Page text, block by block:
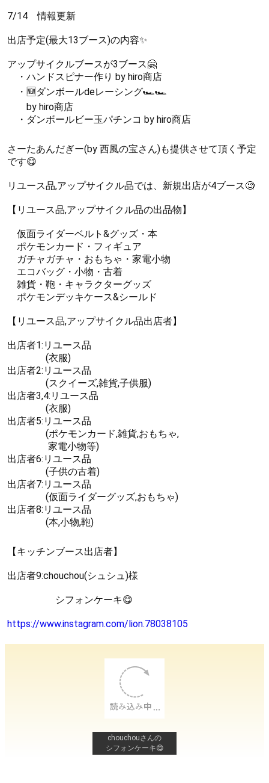
7/14 情報更新
出店予定(最大13ブース)の内容✨
アップサイクルブースが3ブース🤗
・ハンドスピナー作り by hiro商店
・🆕ダンボールdeレーシング🏎🏎
by hiro商店
・ダンボールビー玉パチンコ by hiro商店
さーたあんだぎー(by 西風の宝さん)も提供させて頂く予定
です😋
リユース品,アップサイクル品では、新規出店が4ブース🧐
【リユース品,アップサイクル品の出品物】
仮面ライダーベルト&グッズ・本
ポケモンカード・フィギュア
ガチャガチャ・おもちゃ・家電小物
エコバッグ・小物・古着
雑貨・鞄・キャラクターグッズ
ポケモンデッキケース&シールド
【リユース品,アップサイクル品出店者】
出店者1:リユース品
(衣服)
出店者2:リユース品
(スクイーズ,雑貨,子供服)
出店者3,4:リユース品
(衣服)
出店者5:リユース品
(ポケモンカード,雑貨,おもちゃ,
家電小物等)
出店者6:リユース品
(子供の古着)
出店者7:リユース品
(仮面ライダーグッズ,おもちゃ)
出店者8:リユース品
(本,小物,鞄)
【キッチンブース出店者】
出店者9:chouchou(シュシュ)様
シフォンケーキ😋
https://www.instagram.com/lion.78038105
chouchouさんの
シフォンケーキ😋